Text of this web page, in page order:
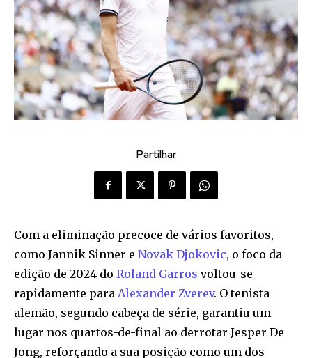
Partilhar
Com a eliminação precoce de vários favoritos,
como Jannik Sinner e Novak Djokovic, o foco da
edição de 2024 do Roland Garros voltou-se
rapidamente para Alexander Zverev. O tenista
alemão, segundo cabeça de série, garantiu um
lugar nos quartos-de-final ao derrotar Jesper De
Jong, reforçando a sua posição como um dos